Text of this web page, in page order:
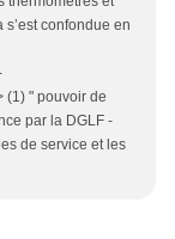
confondue en
(1) " pouvoir de
par la DGLF -
de service et les